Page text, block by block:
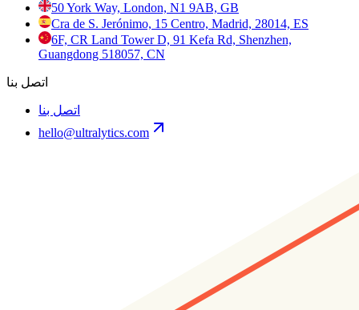
50 York Way, London, N1 9AB, GB
Cra de S. Jerónimo, 15 Centro, Madrid, 28014, ES
6F, CR Land Tower D, 91 Kefa Rd, Shenzhen,
Guangdong 518057, CN
اتصل بنا
اتصل بنا
hello@ultralytics.com